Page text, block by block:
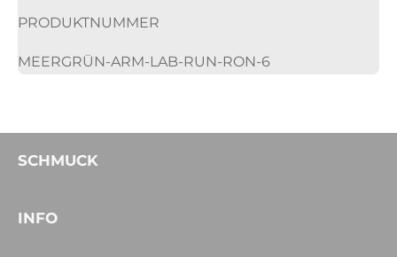
PRODUKTNUMMER
MEERGRÜN-ARM-LAB-RUN-RON-6
SCHMUCK
INFO